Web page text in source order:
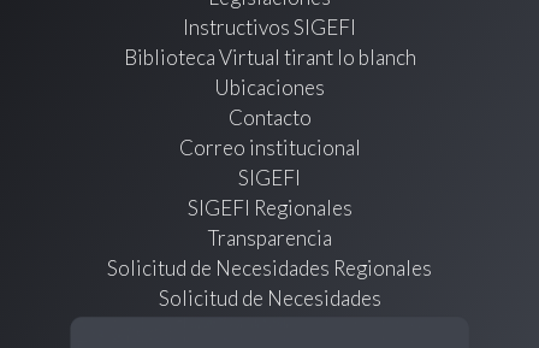
Instructivos SIGEFI
Biblioteca Virtual tirant lo blanch
Ubicaciones
Contacto
Correo institucional
SIGEFI
SIGEFI Regionales
Transparencia
Solicitud de Necesidades Regionales
Solicitud de Necesidades